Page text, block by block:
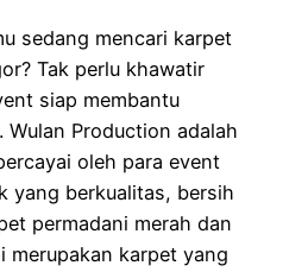
sedang mencari karpet
Tak perlu khawatir
siap membantu
Production adalah
oleh para event
yang berkualitas, bersih
permadani merah dan
merupakan karpet yang